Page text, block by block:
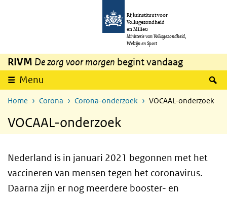
Overslaan en naar de inhoud gaan
Rijksinstituut voor
Volksgezondheid
en Milieu
Ministerie van Volksgezondheid,
Welzijn en Sport
RIVM De zorg voor morgen begint vandaag
Menu
Home Corona Corona-onderzoek VOCAAL-onderzoek
VOCAAL-onderzoek
Nederland is in januari 2021 begonnen met het
vaccineren van mensen tegen het coronavirus.
Daarna zijn er nog meerdere booster- en